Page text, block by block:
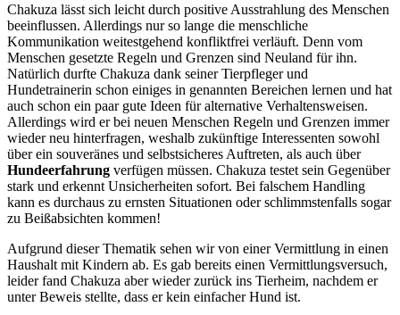
Chakuza lässt sich leicht durch positive Ausstrahlung des Menschen
beeinflussen. Allerdings nur so lange die menschliche
Kommunikation weitestgehend konfliktfrei verläuft. Denn vom
Menschen gesetzte Regeln und Grenzen sind Neuland für ihn.
Natürlich durfte Chakuza dank seiner Tierpfleger und
Hundetrainerin schon einiges in genannten Bereichen lernen und hat
auch schon ein paar gute Ideen für alternative Verhaltensweisen.
Allerdings wird er bei neuen Menschen Regeln und Grenzen immer
wieder neu hinterfragen, weshalb zukünftige Interessenten sowohl
über ein souveränes und selbstsicheres Auftreten, als auch über
Hundeerfahrung verfügen müssen. Chakuza testet sein Gegenüber
stark und erkennt Unsicherheiten sofort. Bei falschem Handling
kann es durchaus zu ernsten Situationen oder schlimmstenfalls sogar
zu Beißabsichten kommen!
Aufgrund dieser Thematik sehen wir von einer Vermittlung in einen
Haushalt mit Kindern ab. Es gab bereits einen Vermittlungsversuch,
leider fand Chakuza aber wieder zurück ins Tierheim, nachdem er
unter Beweis stellte, dass er kein einfacher Hund ist.